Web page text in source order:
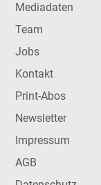
Mediadaten
Team
Jobs
Kontakt
Print-Abos
Newsletter
Impressum
AGB